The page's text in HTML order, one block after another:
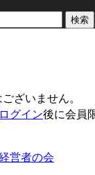
ざいません。
ログイン後に会員